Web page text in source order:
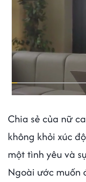
Chia sẻ của nữ
không khỏi xúc
một tình yêu và
Ngoài ước muốn